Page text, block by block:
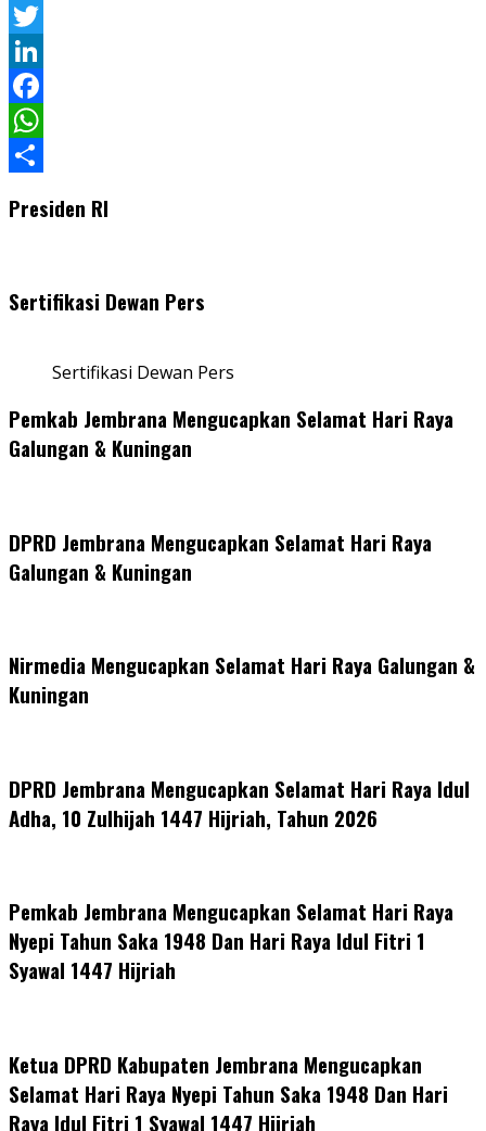
Pinterest
Twitter
LinkedIn
Facebook
WhatsApp
Presiden RI
Sertifikasi Dewan Pers
Sertifikasi Dewan Pers
Pemkab Jembrana Mengucapkan Selamat Hari Raya
Galungan & Kuningan
DPRD Jembrana Mengucapkan Selamat Hari Raya
Galungan & Kuningan
Nirmedia Mengucapkan Selamat Hari Raya Galungan &
Kuningan
DPRD Jembrana Mengucapkan Selamat Hari Raya Idul
Adha, 10 Zulhijah 1447 Hijriah, Tahun 2026
Pemkab Jembrana Mengucapkan Selamat Hari Raya
Nyepi Tahun Saka 1948 Dan Hari Raya Idul Fitri 1
Syawal 1447 Hijriah
Ketua DPRD Kabupaten Jembrana Mengucapkan
Selamat Hari Raya Nyepi Tahun Saka 1948 Dan Hari
Raya Idul Fitri 1 Syawal 1447 Hijriah